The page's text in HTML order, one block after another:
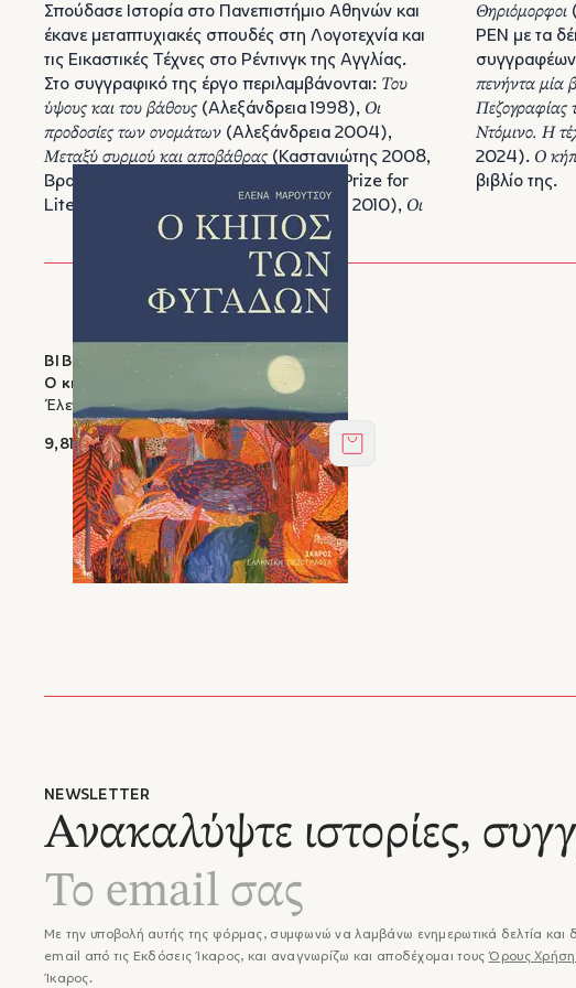
Σπούδασε Ιστορία στο Πανεπιστήμιο Αθηνών και
έκανε μεταπτυχιακές σπουδές στη Λογοτεχνία και
τις Εικαστικές Τέχνες στο Ρέντινγκ της Αγγλίας.
Στο συγγραφικό της έργο περιλαμβάνονται: Του
ύψους και του βάθους(Αλεξάνδρεια 1998), Οι
προδοσίες των ονομάτων (Αλεξάνδρεια 2004),
Μεταξύ συρμού και αποβάθρας(Καστανιώτης 2008,
Βραβείο Μυθιστορήματος The Athens Prize for
Literature 2009),
ΤΟ ΝØΗΜΑ (Κέδρος 2010), Οι
Θηριόμορφοι
PEN με τα
πενήντα μία
Πεζογραφίας
Ντόμινο. Η
2024). Ο
βιβλίο της.
ΒΙΒΛΙΑ ΣΤΟΝ ΙΚΑΡΟ
O κήπος των φυγάδων
Έλενα Μαρούτσου
9,81 € Στο καλάθι
NEWSLETTER
Ανακαλύψτε ιστορίες,
Με την υποβολή αυτής της φόρμας, συμφωνώ να λαμβάνω ενημερωτικά δελτία και
email από τις Εκδόσεις Ίκαρος, και αναγνωρίζω και αποδέχομαι τουςΌρους
Ίκαρος.